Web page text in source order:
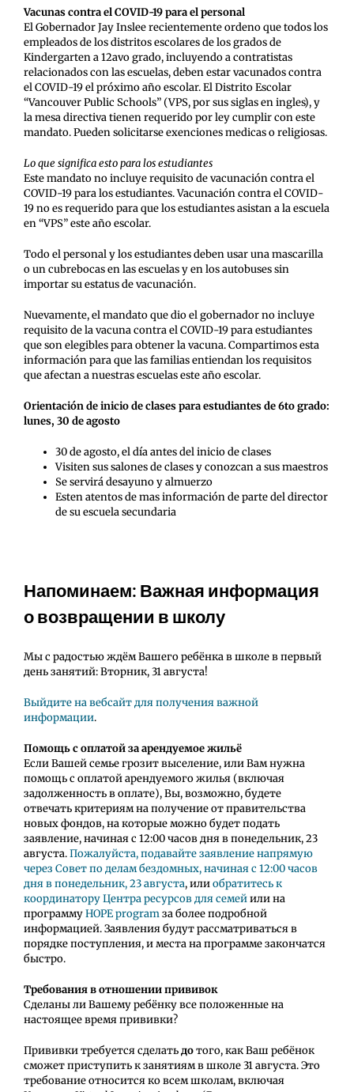
Vacunas contra el COVID-19 para el personal
El Gobernador Jay Inslee recientemente ordeno que todos los
empleados de los distritos escolares de los grados de
Kindergarten a 12avo grado, incluyendo a contratistas
relacionados con las escuelas, deben estar vacunados contra
el COVID-19 el próximo año escolar. El Distrito Escolar
“Vancouver Public Schools” (VPS, por sus siglas en ingles), y
la mesa directiva tienen requerido por ley cumplir con este
mandato. Pueden solicitarse exenciones medicas o religiosas.
Lo que significa esto para los estudiantes
Este mandato no incluye requisito de vacunación contra el
COVID-19 para los estudiantes. Vacunación contra el COVID-
19 no es requerido para que los estudiantes asistan a la escuela
en “VPS” este año escolar.
Todo el personal y los estudiantes deben usar una mascarilla
o un cubrebocas en las escuelas y en los autobuses sin
importar su estatus de vacunación.
Nuevamente, el mandato que dio el gobernador no incluye
requisito de la vacuna contra el COVID-19 para estudiantes
que son elegibles para obtener la vacuna. Compartimos esta
información para que las familias entiendan los requisitos
que afectan a nuestras escuelas este año escolar.
Orientación de inicio de clases para estudiantes de 6to grado:
lunes, 30 de agosto
30 de agosto, el día antes del inicio de clases
Visiten sus salones de clases y conozcan a sus maestros
Se servirá desayuno y almuerzo
Esten atentos de mas información de parte del director
de su escuela secundaria
Напоминаем: Важная информация
о возвращении в школу
Мы с радостью ждём Вашего ребёнка в школе в первый
день занятий:Вторник, 31 августа!
Выйдите на вебсайт для получения важной
информации.
Помощь с оплатой за арендуемое жильё
Если Вашей семье грозит выселение, или Вам нужна
помощь с оплатой арендуемого жилья (включая
задолженность в оплате), Вы, возможно, будете
отвечать критериям на получение от правительства
новых фондов, на которые можно будет подать
заявление, начиная с 12:00 часов дня в понедельник, 23
августа.Пожалуйста, подавайте заявление напрямую
через Совет по делам бездомных, начиная с 12:00 часов
дня в понедельник, 23 августа, илиобратитесь к
координатору Центра ресурсов для семейили на
программуHOPE programза более подробной
информацией. Заявления будут рассматриваться в
порядке поступления, и места на программе закончатся
быстро.
Требования в отношении прививок
Сделаны ли Вашему ребёнку все положенные на
настоящее время прививки?
Прививки требуется сделатьдотого, как Ваш ребёнок
сможет приступить к занятиям в школе 31 августа. Это
требование относится ко всем школам, включая